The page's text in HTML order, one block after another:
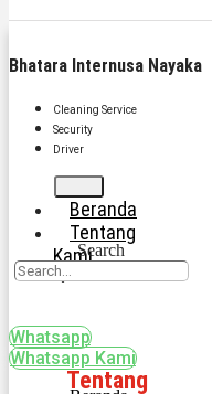
Bhatara Internusa Nayaka
Cleaning Service
Security
Driver
Beranda
Tentang
Kami
Tentang
Search
Whatsapp
Whatsapp Kami